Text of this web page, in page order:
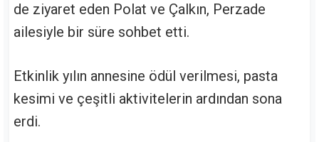
de ziyaret eden Polat ve Çalkın, Perzade
ailesiyle bir süre sohbet etti.
Etkinlik yılın annesine ödül verilmesi, pasta
kesimi ve çeşitli aktivitelerin ardından sona
erdi.